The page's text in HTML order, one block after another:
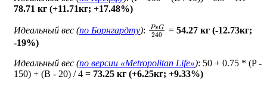
78.71 кг (+11.71кг; +17.48%)
Идеальный вес (по Борнгардту): P∗G 240
=54.27 кг (-12.73кг;
-19%)
Идеальный вес (по версии «Metropolitan Life»): 50 + 0.75 * (P -
150) + (B - 20) / 4 = 73.25 кг (+6.25кг; +9.33%)